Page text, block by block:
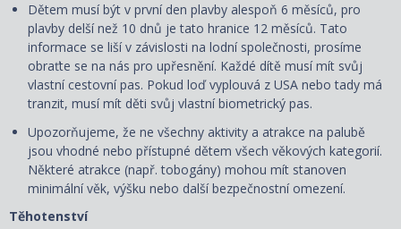
Dětem musí být v první den plavby alespoň 6 měsíců, pro
plavby delší než 10 dnů je tato hranice 12 měsíců. Tato
informace se liší v závislosti na lodní společnosti, prosíme
obraťte se na nás pro upřesnění. Každé dítě musí mít svůj
vlastní cestovní pas. Pokud loď vyplouvá z USA nebo tady má
tranzit, musí mít děti svůj vlastní biometrický pas.
Upozorňujeme, že ne všechny aktivity a atrakce na palubě
jsou vhodné nebo přístupné dětem všech věkových kategorií.
Některé atrakce (např. tobogány) mohou mít stanoven
minimální věk, výšku nebo další bezpečnostní omezení.
Těhotenství